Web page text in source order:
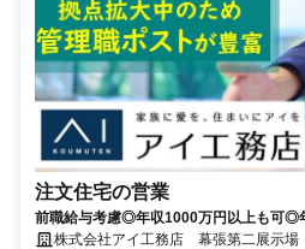
注文住宅の営業
前職給与考慮◎年収1000万円以上も可◎
株式会社アイ工務店 幕張第二展示場